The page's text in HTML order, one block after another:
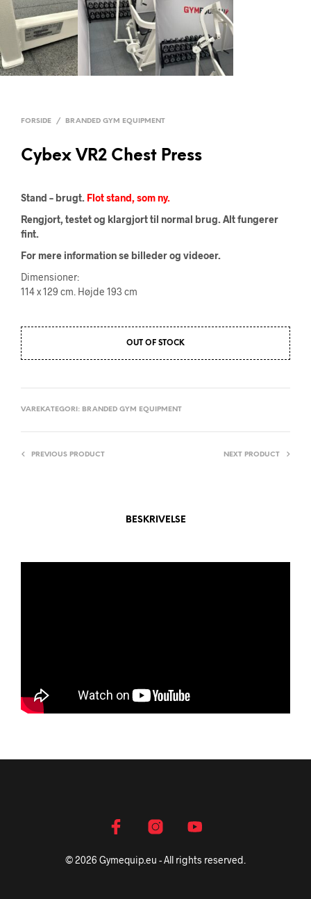
FORSIDE / BRANDED GYM EQUIPMENT
Cybex VR2 Chest Press
Stand – brugt. Flot stand, som ny.
Rengjort, testet og klargjort til normal brug. Alt fungerer
fint.
For mere information se billeder og videoer.
Dimensioner:
114 x 129 cm. Højde 193 cm
OUT OF STOCK
VAREKATEGORI: BRANDED GYM EQUIPMENT
PREVIOUS PRODUCT NEXT PRODUCT
BESKRIVELSE
© 2026 Gymequip.eu - All rights reserved.